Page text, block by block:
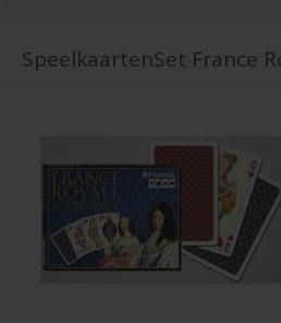
SpeelkaartenSet France